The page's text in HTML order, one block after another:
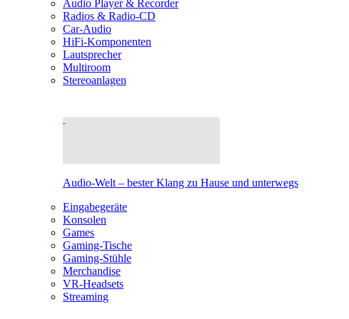
Audio Player & Recorder
Radios & Radio-CD
Car-Audio
HiFi-Komponenten
Lautsprecher
Multiroom
Stereoanlagen
Audio-Welt – bester Klang zu Hause und unterwegs
Eingabegeräte
Konsolen
Games
Gaming-Tische
Gaming-Stühle
Merchandise
VR-Headsets
Streaming